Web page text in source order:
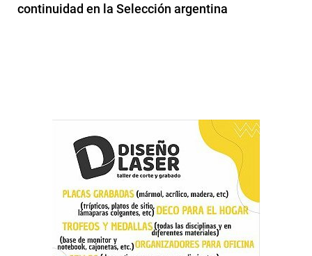
continuidad en la Selección argentina